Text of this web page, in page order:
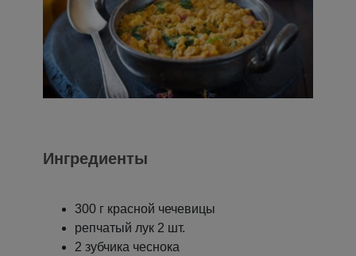
Ингредиенты
300 г красной чечевицы
репчатый лук 2 шт.
2 зубчика чеснока